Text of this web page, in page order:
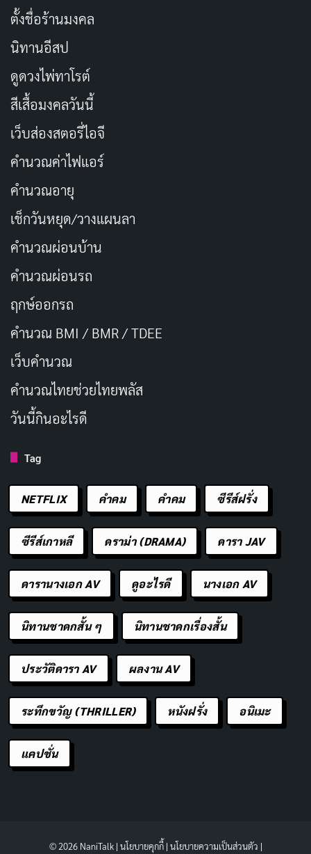
ตั้งชื่อร้านมงคล
นิทานอีสป
ดูดวงไพ่ทาโรต์
สีเสื้อมงคลวันนี้
เว็บส่องสตอรี่ไอจี
คำนวณค่าไฟแอร์
คำนวณอายุ
เช็กวันหยุด/วางแผนลา
คำนวณผ่อนบ้าน
คำนวณผ่อนรถ
ฤกษ์ออกรถ
คำนวณ BMI / BMR / TDEE
เว็บคํานวณ
คํานวณไทยช่วยไทยพลัส
วันนี้กินอะไรดี
Tag
NETFLIX คำคม คําคม ซีรีส์ฝรั่ง
ซีรีส์เกาหลี ดราม่า (DRAMA) ดารา JAV
ดารานางเอก AV ดูอะไรดี นางเอก AV
นิทานชาดกสั้น ๆ นิทานชาดกเรื่องสั้น
ประวัติดารา AV ผลงาน AV
ระทึกขวัญ (THRILLER) หนังฝรั่ง อนิเมะ
แคปชั่น
© 2026 NaniTalk | นโยบายคุกกี้| นโยบายความเป็นส่วนตัว |